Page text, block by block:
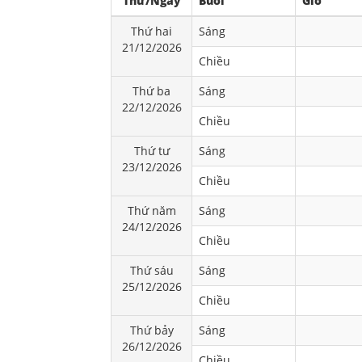
Thứ hai
21/12/2026
Sáng
Chiều
Thứ ba
22/12/2026
Sáng
Chiều
Thứ tư
23/12/2026
Sáng
Chiều
Thứ năm
24/12/2026
Sáng
Chiều
Thứ sáu
25/12/2026
Sáng
Chiều
Thứ bảy
26/12/2026
Sáng